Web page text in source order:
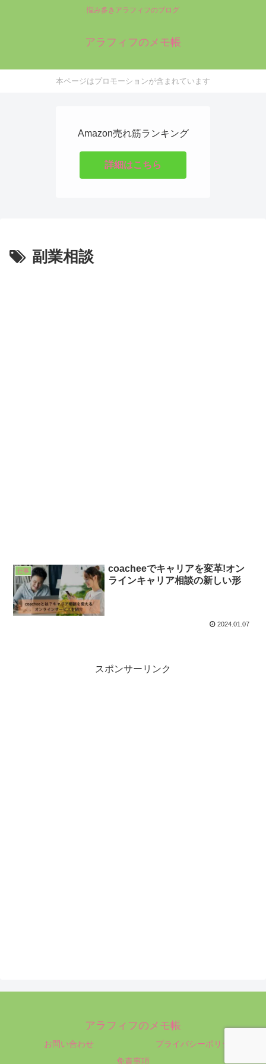
悩み多きアラフィフのブログ
アラフィフのメモ帳
本ページはプロモーションが含まれています
Amazon売れ筋ランキング
詳細はこちら
副業相談
仕事
coacheeでキャリアを変革!オン
ラインキャリア相談の新しい形
2024.01.07
スポンサーリンク
アラフィフのメモ帳
お問い合わせ
プライバシーポリシー
免責事項